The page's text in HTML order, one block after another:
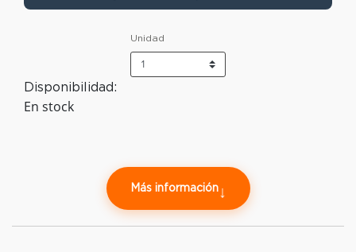
Unidad
Disponibilidad:
En stock
Más información↓